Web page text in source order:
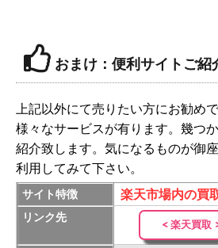
おまけ：便利サイトご紹
上記以外にて売りたい方にお勧め
様々なサービスが有ります。幾つ
紹介致します。気になるものが御
利用してみて下さい。
サイト特徴 楽天市場内の買
リンク先
< 楽天買取